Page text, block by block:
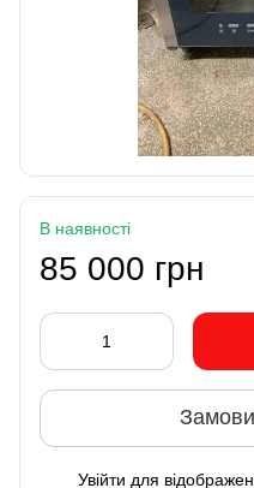
В наявності
85 000 грн
Увійти для